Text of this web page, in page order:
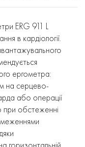
ERG 911 L
в кардіології.
ергометра:
на серцево-
або операції
обстеженні